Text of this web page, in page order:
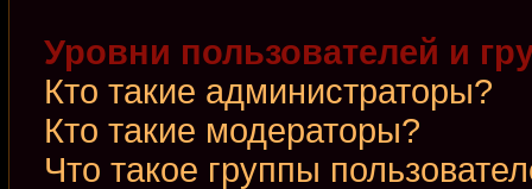
Уровни пользователей и
Кто такие администраторы?
Кто такие модераторы?
Что такое группы